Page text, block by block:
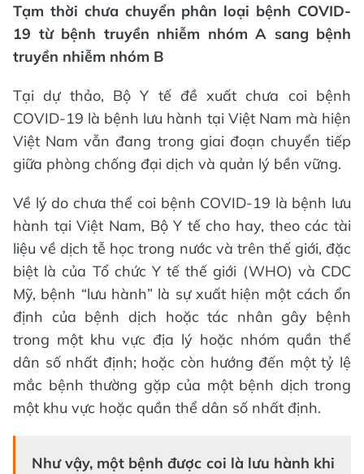
Tạm thời chưa chuyển phân loại bệnh COVID-
19 từ bệnh truyền nhiễm nhóm A sang bệnh
truyền nhiễm nhóm B
Tại dự thảo, Bộ Y tế đề xuất chưa coi bệnh
COVID-19 là bệnh lưu hành tại Việt Nam mà hiện
Việt Nam vẫn đang trong giai đoạn chuyển tiếp
giữa phòng chống đại dịch và quản lý bền vững.
Về lý do chưa thể coi bệnh COVID-19 là bệnh lưu
hành tại Việt Nam, Bộ Y tế cho hay, theo các tài
liệu về dịch tễ học trong nước và trên thế giới, đặc
biệt là của Tổ chức Y tế thế giới (WHO) và CDC
Mỹ, bệnh “lưu hành” là sự xuất hiện một cách ổn
định của bệnh dịch hoặc tác nhân gây bệnh
trong một khu vực địa lý hoặc nhóm quần thể
dân số nhất định; hoặc còn hướng đến một tỷ lệ
mắc bệnh thường gặp của một bệnh dịch trong
một khu vực hoặc quần thể dân số nhất định.
Như vậy, một bệnh được coi là lưu hành khi